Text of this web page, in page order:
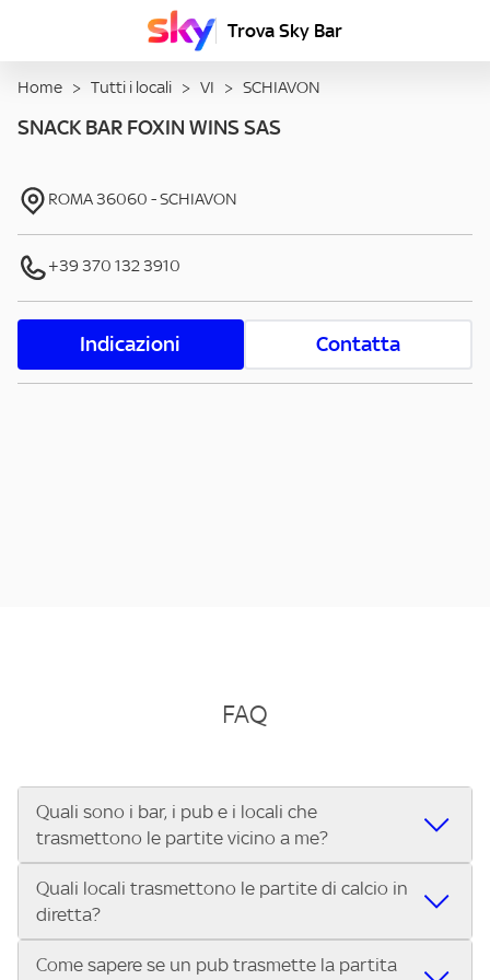
Trova Sky Bar
Home > Tutti i locali > VI > SCHIAVON
SNACK BAR FOXIN WINS SAS
ROMA36060 -SCHIAVON
+39 370 132 3910
Indicazioni Contatta
FAQ
Quali sono i bar, i pub e i locali che
trasmettono le partite vicino a me?
Se cerchi un bar, pub, ristorante o locale vicino a te per
vedere le partite di Serie A ENILIVE, la Serie C Sky Wifi, la
UEFA Champions League, la UEFA Europa League, la UEFA
Conference League, il Tennis, la Formula 1®, la MotoGP™ e
Quali locali trasmettono le partite di calcio in
diretta?
Vuoi sapere quali bar, pub o ristoranti mostrano le partite
Come sapere se un pub trasmette la partita